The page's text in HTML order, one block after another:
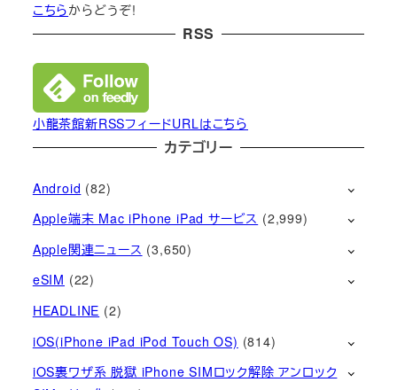
こちらからどうぞ!
RSS
小龍茶館新RSSフィードURLはこちら
カテゴリー
Android (82)
Apple端末 Mac iPhone iPad サービス (2,999)
Apple関連ニュース (3,650)
eSIM (22)
HEADLINE (2)
iOS(iPhone iPad iPod Touch OS) (814)
iOS裏ワザ系 脱獄 iPhone SIMロック解除 アンロック